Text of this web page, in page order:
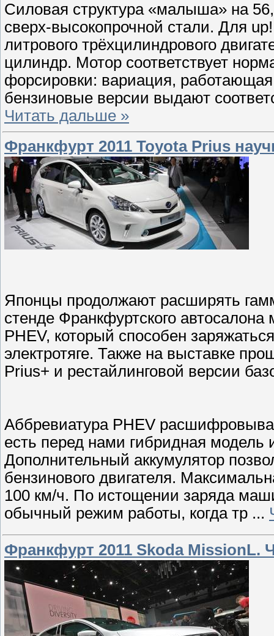
Силовая структура «малыша» на
сверх-высокопрочной стали. Для
литрового трёхцилиндрового
цилиндр. Мотор соответствует
форсировки: вариация,
бензиновые версии выдают
Читать дальше »
Франкфурт 2011 Toyota Prius
Японцы продолжают расширять
стенде Франкфуртского
PHEV, который способен
электротяге. Также на выставке
Prius+ и рестайлинговой версии
Аббревиатура PHEV
есть перед нами гибридная
Дополнительный аккумулятор
бензинового двигателя.
100 км/ч. По истощении заряда
обычный режим работы, когда тр ...
Франкфурт 2011 Skoda MissionL.